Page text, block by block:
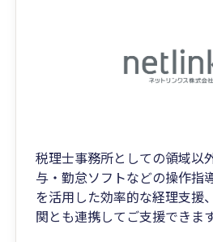
税理士事務所としての領域以
与・勤怠ソフトなどの操作指
を活用した効率的な経理支援
関とも連携してご支援できます